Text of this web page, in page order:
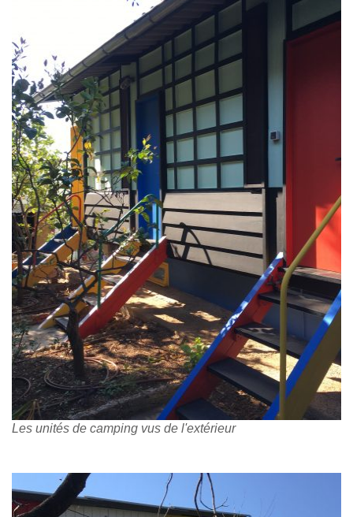
Les unités de camping vus de l'extérieur